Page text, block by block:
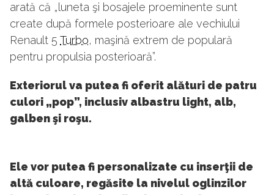
arată că „luneta şi bosajele proeminente sunt
create după formele posterioare ale vechiului
Renault 5 Turbo, maşină extrem de populară
pentru propulsia posterioară”.
Exteriorul va putea fi oferit alături de patru
culori „pop”, inclusiv albastru light, alb,
galben şi roşu.
Ele vor putea fi personalizate cu inserţii de
altă culoare, regăsite la nivelul oglinzilor